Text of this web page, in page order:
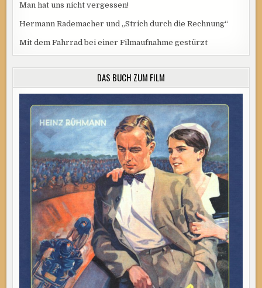
Man hat uns nicht vergessen!
Hermann Rademacher und „Strich durch die Rechnung“
Mit dem Fahrrad bei einer Filmaufnahme gestürzt
DAS BUCH ZUM FILM